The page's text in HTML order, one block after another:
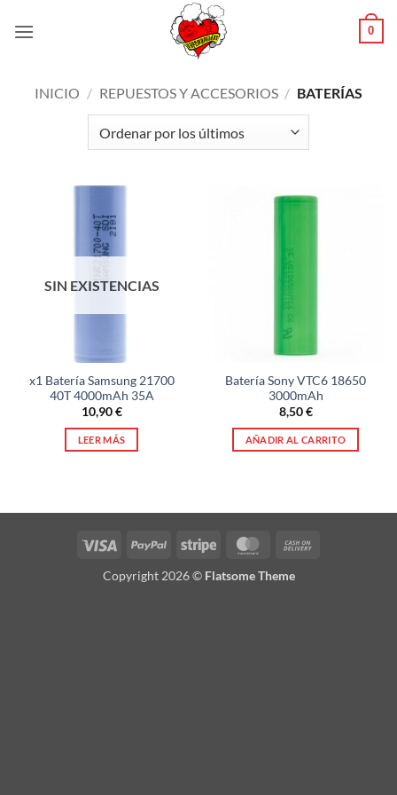
0
INICIO / REPUESTOS Y ACCESORIOS / BATERÍAS
SIN EXISTENCIAS
x1 Batería Samsung 21700
40T 4000mAh 35A
10,90€
LEER MÁS
Batería Sony VTC6 18650
3000mAh
8,50€
AÑADIR AL CARRITO
Visa PayPal Stripe MasterCard
Copyright 2026 © Flatsome Theme